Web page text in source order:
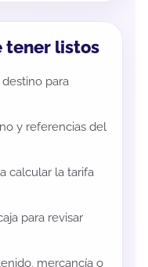
tener listos
para
y referencias del
calcular la tarifa
para revisar
mercancía o